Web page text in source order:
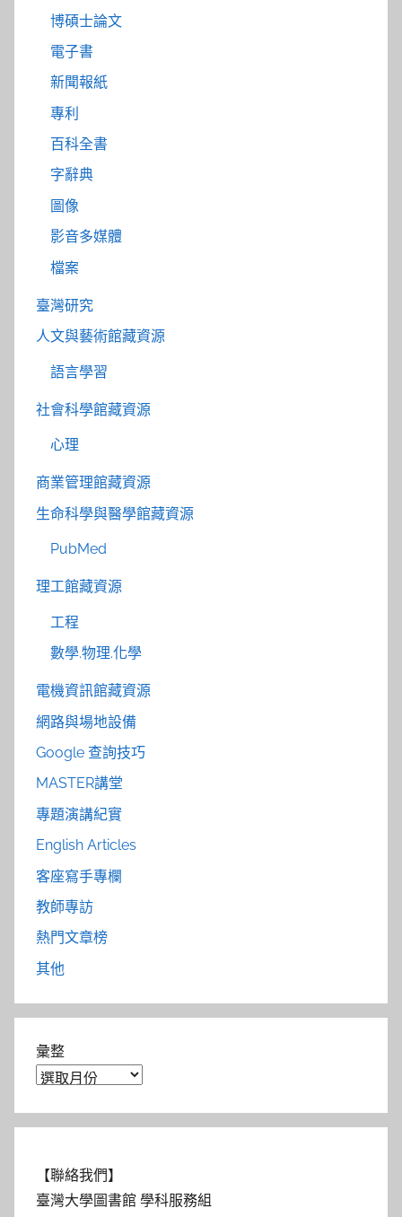
博碩士論文
電子書
新聞報紙
專利
百科全書
字辭典
圖像
影音多媒體
檔案
臺灣研究
人文與藝術館藏資源
語言學習
社會科學館藏資源
心理
商業管理館藏資源
生命科學與醫學館藏資源
PubMed
理工館藏資源
工程
數學.物理.化學
電機資訊館藏資源
網路與場地設備
Google 查詢技巧
MASTER講堂
專題演講紀實
English Articles
客座寫手專欄
教師專訪
熱門文章榜
其他
彙整
【聯絡我們】
臺灣大學圖書館 學科服務組